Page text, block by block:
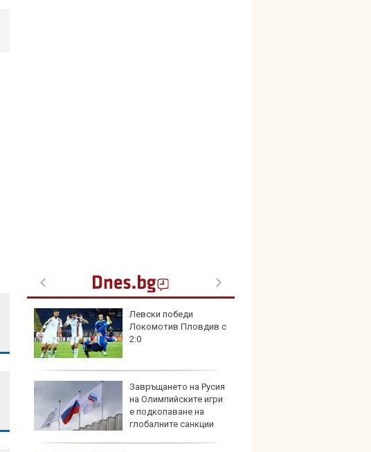
Левски победи
Локомотив Пловдив с
2:0
Завръщането на Русия
на Олимпийските игри
е подкопаване на
глобалните санкции